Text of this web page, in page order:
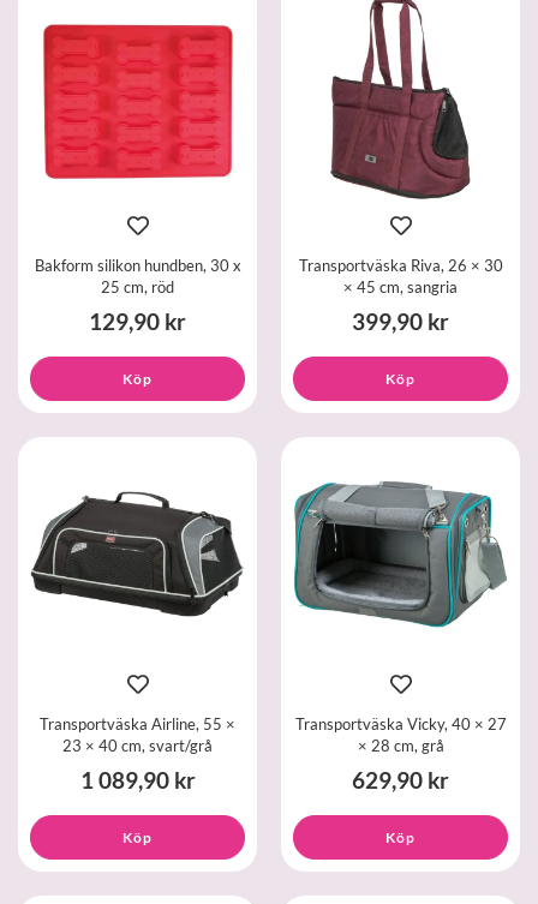
Bakform silikon hundben, 30 x
25 cm, röd
129,90 kr
Köp
Transportväska Riva, 26 × 30
× 45 cm, sangria
399,90 kr
Köp
Transportväska Airline, 55 ×
23 × 40 cm, svart/grå
1 089,90 kr
Köp
Transportväska Vicky, 40 × 27
× 28 cm, grå
629,90 kr
Köp